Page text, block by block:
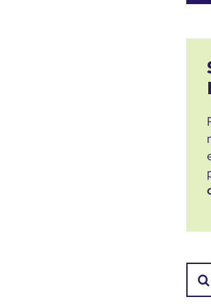
sur